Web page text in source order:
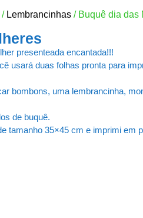
/ Lembrancinhas / Buquê dia das
presenteada encantada!!!
usará duas folhas pronta para
bombons, uma lembrancinha,
de buquê.
tamanho 35×45 cm e imprimi em